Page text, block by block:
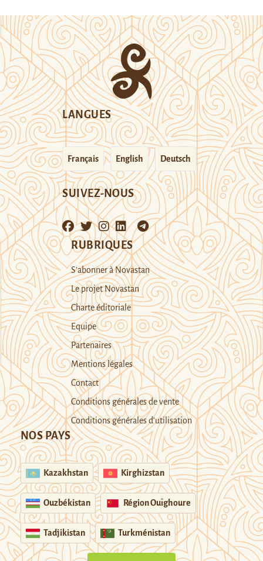
LANGUES
Français English Deutsch
SUIVEZ-NOUS
RUBRIQUES
S’abonner à Novastan
Le projet Novastan
Charte éditoriale
Equipe
Partenaires
Mentions légales
Contact
Conditions générales de vente
Conditions générales d’utilisation
NOS PAYS
Kazakhstan Kirghizstan
Ouzbékistan Région Ouïghoure
Tadjikistan Turkménistan